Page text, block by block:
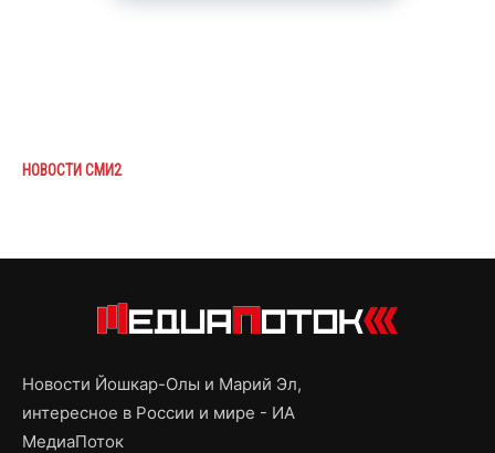
НОВОСТИ СМИ2
Новости Йошкар-Олы и Марий Эл,
интересное в России и мире - ИА
МедиаПоток